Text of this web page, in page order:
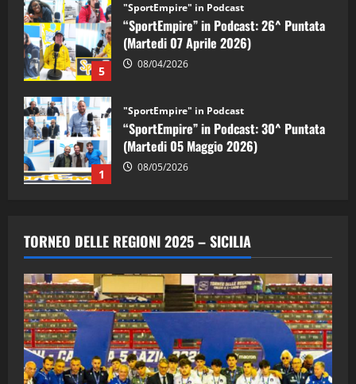
5
"SportEmpire" in Podcast
“SportEmpire” in Podcast: 26^ Puntata
(Martedi 07 Aprile 2026)
08/04/2026
1
"SportEmpire" in Podcast
“SportEmpire” in Podcast: 30^ Puntata
(Martedi 05 Maggio 2026)
08/05/2026
2
“SportEmpire” in Podcast: 29^ Puntata
(Martedi 28 Aprile 2026)
28/04/2026
3
"SportEmpire" in Podcast
“SportEmpire” in Podcast: 28^ Puntata
(Martedi 21 Aprile 2026)
21/04/2026
TORNEO DELLE REGIONI 2025 – SICILIA